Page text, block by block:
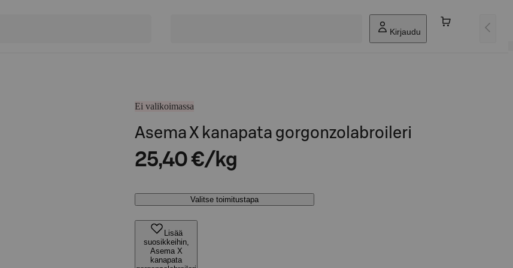
Kirjaudu
Ei valikoimassa
Asema X kanapata gorgonzolabroileri
25,40 €/kg
Valitse toimitustapa
Lisää
suosikkeihin,
Asema X
kanapata